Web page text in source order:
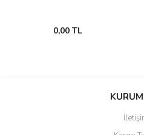
0,00 TL